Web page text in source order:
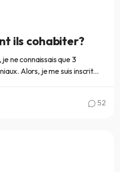
ils cohabiter?
ne connaissais que 3
Alors, je me suis inscrit...
52